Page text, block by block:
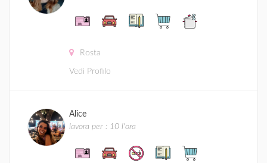
Rosta
Vedi Profilo
Alice
lavora per : 10 l'ora